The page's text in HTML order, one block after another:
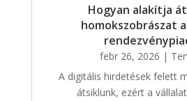
Hogyan alakítja
homokszobrászat
febr 26, 2026 |
A digitális hirdetések felett
átsiklunk, ezért a